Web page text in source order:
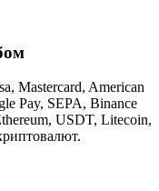
Mastercard, American
Pay, SEPA, Binance
USDT, Litecoin,